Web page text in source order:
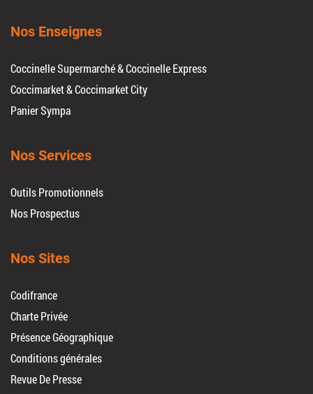
Nos Enseignes
Coccinelle Supermarché & Coccinelle Express
Coccimarket & Coccimarket City
Panier Sympa
Nos Services
Outils Promotionnels
Nos Prospectus
Nos Sites
Codifrance
Charte Privée
Présence Géographique
Conditions générales
Revue De Presse